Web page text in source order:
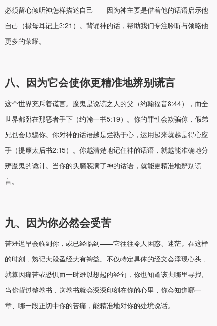
必须留心倾听神怎样描述自己——因为神主要是借着他的话语启示他
自己（撒母耳记上3:21）。背诵神的话，帮助我们专注聆听与领略他
更多的荣耀。
八、因为它会使你更精准地辨别谎言
这个世界充斥着谎言。魔鬼是说谎之人的父（约翰福音8:44），而全
世界都卧在那恶者手下（约翰一书5:19）。你的罪性会欺骗你，假弟
兄也会欺骗你。你对神的话语越是烂熟于心，运用起来就越是得心应
手（提摩太后书2:15）。你越清楚地记住神的话语，就越能准确地分
辨魔鬼的诡计。当你的头脑装满了神的话语，就能更精准地辨别谎
言。
九、因为你必然会受苦
苦难迟早会临到你，或已经临到——它往往令人困惑、迷茫。在这样
的时刻，熟记大段圣经大有裨益。不仅特定具体的经文会浮现心头，
就算因痛苦或恐惧而一时难以想起的经句，你也知道该去哪里寻找。
当你背过整卷书，这卷书就会深深印刻在你的心里，你会知道哪一
章、哪一段正切中你的苦痛，能精准地对你的处境说话。